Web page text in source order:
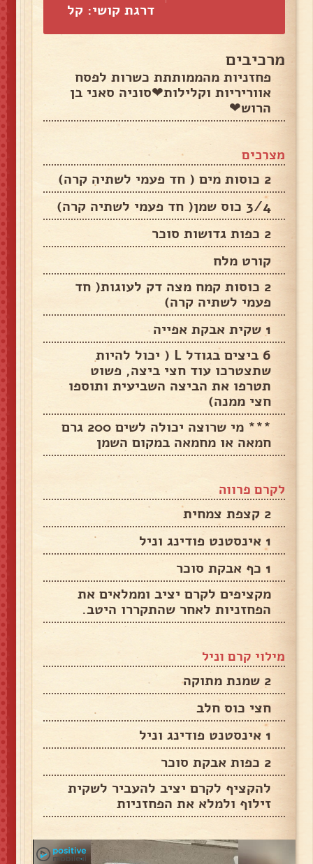
דרגת קושי: קל
מרכיבים
פחזניות מהממותתת כשרות לפסח
אווריריות וקלילות❤סוניה סאני בן
הרוש❤
מצרכים
2 כוסות מים ( חד פעמי לשתיה קרה)
3/4 כוס שמן( חד פעמי לשתיה קרה)
2 כפות גדושות סוכר
קורט מלח
2 כוסות קמח מצה דק לעוגות( חד
פעמי לשתיה קרה)
1 שקית אבקת אפייה
6 ביצים בגודל L ( יכול להיות
שתצטרכו עוד חצי ביצה, פשוט
תטרפו את הביצה השביעית ותוספו
חצי ממנה)
*** מי שרוצה יכולה לשים 200 גרם
חמאה או מחמאה במקום השמן
לקרם פרווה
2 קצפת צמחית
1 אינסטנט פודינג וניל
1 כף אבקת סוכר
מקציפים לקרם יציב וממלאים את
הפחזניות לאחר שהתקררו היטב.
מילוי קרם וניל
2 שמנת מתוקה
חצי כוס חלב
1 אינסטנט פודינג וניל
2 כפות אבקת סוכר
להקציף לקרם יציב להעביר לשקית
זילוף ולמלא את הפחזניות